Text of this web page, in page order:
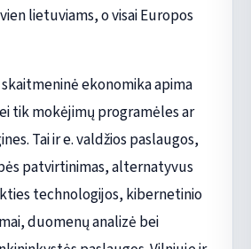
lietuviams, o visai Europos
ekonomika apima
tik mokėjimų programėles ar
Tai ir e. valdžios paslaugos,
patvirtinimas, alternatyvus
technologijos, kibernetinio
duomenų analizė bei